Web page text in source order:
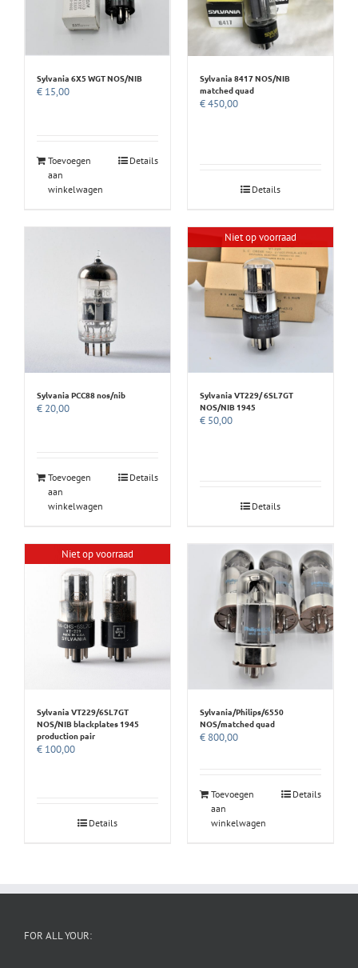
Sylvania 6X5 WGT NOS/NIB
€ 15,00
Toevoegen
aan
winkelwagen
Details
Sylvania 8417 NOS/NIB
matched quad
€450,00
Details
Sylvania PCC88 nos/nib
€ 20,00
Toevoegen
aan
winkelwagen
Details
Niet op voorraad
Sylvania VT229/ 6SL7GT
NOS/NIB 1945
€ 50,00
Details
Niet op voorraad
Sylvania VT229/6SL7GT
NOS/NIB blackplates 1945
production pair
€ 100,00
Details
Sylvania/Philips/6550
NOS/matched quad
€ 800,00
Toevoegen
aan
winkelwagen
Details
FOR ALL YOUR: